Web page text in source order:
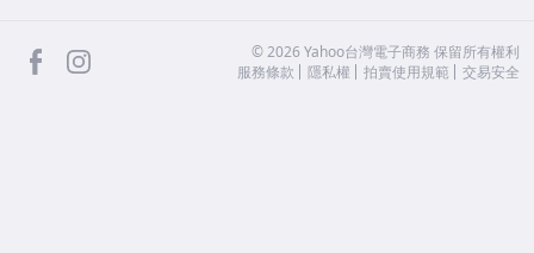
facebook ©2026 Yahoo台灣電子商務 保留所有權利
服務條款
隱私權 拍賣使用規範 交易安全